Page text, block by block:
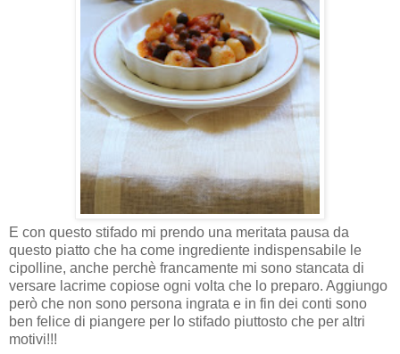
E con questo stifado mi prendo una meritata pausa da
questo piatto che ha come ingrediente indispensabile le
cipolline, anche perchè francamente mi sono stancata di
versare lacrime copiose ogni volta che lo preparo. Aggiungo
però che non sono persona ingrata e in fin dei conti sono
ben felice di piangere per lo stifado piuttosto che per altri
motivi!!!